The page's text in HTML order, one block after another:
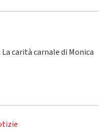
carità carnale di Monica